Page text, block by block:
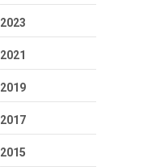
2023
2021
2019
2017
2015